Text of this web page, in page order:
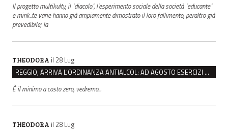
Il progetto multikulty, il "diacolo", l'esperimento sociale della società "educante"
e mink..te varie hanno già ampiamente dimostrato il loro fallimento, peraltro già
prevedibile; la
THEODORA il 28 Lug
REGGIO, ARRIVA L’ORDINANZA ANTIALCOL: AD AGOSTO ESERCIZI DI VICINATO CHIUSI DALLE 22 ALLE 6
È il minimo a costo zero, vedremo...
THEODORA il 28 Lug